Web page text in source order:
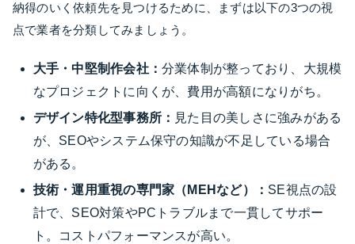
納得のいく依頼先を見つけるために、まずは以下の3つの視
点で業者を分類してみましょう。
大手・中堅制作会社： 分業体制が整っており、大規模
なプロジェクトに向くが、費用が高額になりがち。
デザイン特化型事務所： 見た目の美しさに強みがある
が、SEOやシステム保守の知識が不足している場合
がある。
技術・運用重視の専門家（MEHなど）： SE視点の設
計で、SEO対策やPCトラブルまで一貫してサポー
ト。コストパフォーマンスが高い。